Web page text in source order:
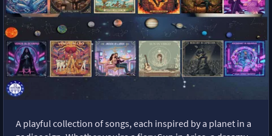
A playful collection of songs, each inspired by a planet in a